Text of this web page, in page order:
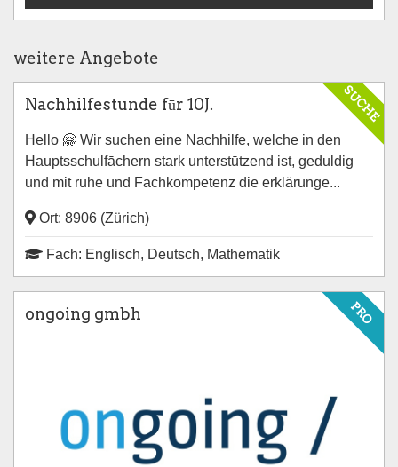
weitere Angebote
SUCHE
Nachhilfestunde fūr 10J.
Hello 🤗 Wir suchen eine Nachhilfe, welche in den
Hauptsschulfāchern stark unterstūtzend ist, geduldig
und mit ruhe und Fachkompetenz die erklärunge...
Ort: 8906 (Zürich)
Fach: Englisch, Deutsch, Mathematik
PRO
ongoing gmbh